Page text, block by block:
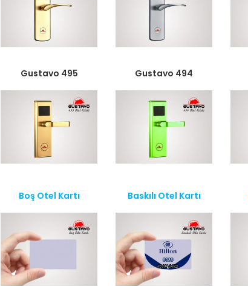
Gustavo 495 Gustavo 494
Boş Otel Kartı Baskılı Otel Kartı